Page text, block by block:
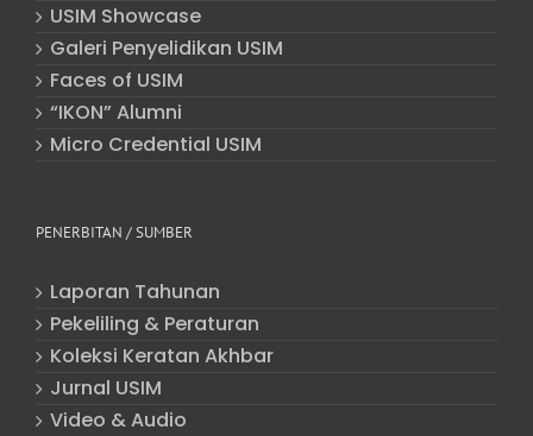
USIM Showcase
Galeri Penyelidikan USIM
Faces of USIM
“IKON” Alumni
Micro Credential USIM
PENERBITAN / SUMBER
Laporan Tahunan
Pekeliling & Peraturan
Koleksi Keratan Akhbar
Jurnal USIM
Video & Audio